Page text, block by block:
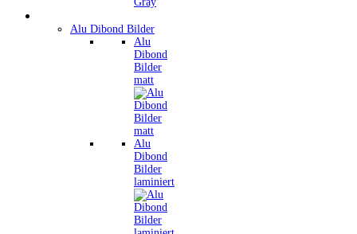
Alu Dibond Bilder
Alu
Dibond
Bilder
matt
Alu
Dibond
Bilder
laminiert